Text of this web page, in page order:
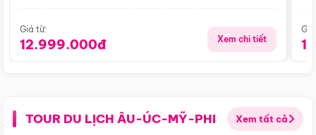
Giá từ:
12.999.000đ Xem chi tiết
TOUR DU LỊCH ÂU-ÚC-MỸ-PHI Xem tất cả
Điểm nổi bật